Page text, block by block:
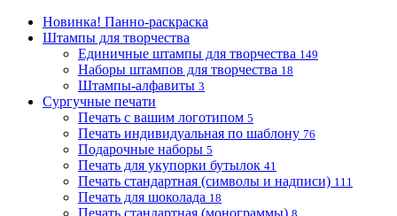
Новинка! Панно-раскраска
Штампы для творчества
Единичные штампы для творчества 149
Наборы штампов для творчества 18
Штампы-алфавиты 3
Сургучные печати
Печать с вашим логотипом 5
Печать индивидуальная по шаблону 76
Подарочные наборы 5
Печать для укупорки бутылок 41
Печать стандартная (символы и надписи) 111
Печать для шоколада 18
Печать стандартная (монограммы)